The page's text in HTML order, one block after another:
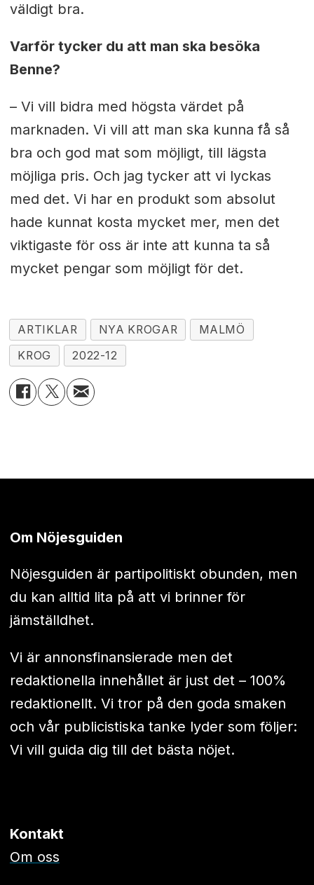
väldigt bra.
Varför tycker du att man ska besöka
Benne?
– Vi vill bidra med högsta värdet på
marknaden. Vi vill att man ska kunna få så
bra och god mat som möjligt, till lägsta
möjliga pris. Och jag tycker att vi lyckas
med det. Vi har en produkt som absolut
hade kunnat kosta mycket mer, men det
viktigaste för oss är inte att kunna ta så
mycket pengar som möjligt för det.
ARTIKLAR NYA KROGAR
MALMÖ
KROG
2022-12
Om Nöjesguiden
Nöjesguiden är partipolitiskt obunden, men
du kan alltid lita på att vi brinner för
jämställdhet.
Vi är annonsfinansierade men det
redaktionella innehållet är just det – 100%
redaktionellt. Vi tror på den goda smaken
och vår publicistiska tanke lyder som följer:
Vi vill guida dig till det bästa nöjet.
Kontakt
Om oss